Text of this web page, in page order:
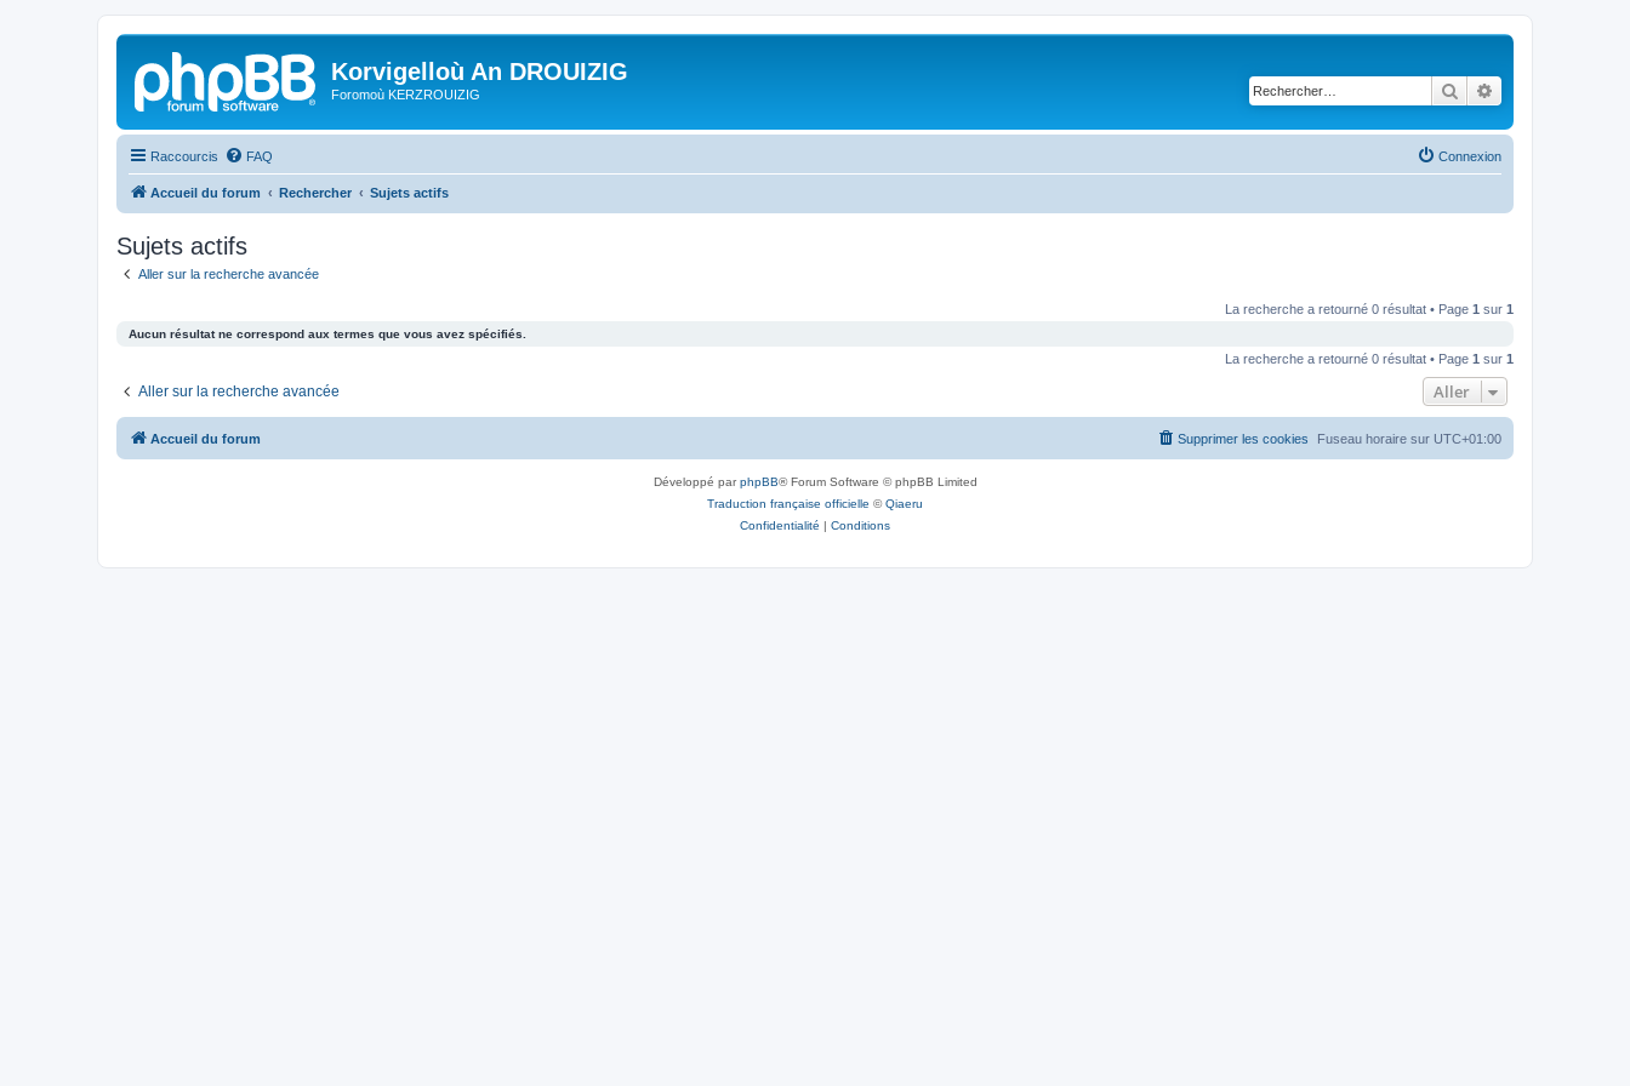
Korvigelloù An DROUIZIG
Foromoù KERZROUIZIG Rechercher
Raccourcis FAQ Connexion
Accueil du forum Rechercher Sujets actifs
Sujets actifs
Aller sur la recherche avancée
La recherche a retourné 0 résultat • Page 1 sur 1
Aucun résultat ne correspond aux termes que vous avez spécifiés.
La recherche a retourné 0 résultat • Page 1 sur 1
Aller sur la recherche avancée Aller
Accueil du forum Fuseau horaire sur UTC+01:00
Supprimer les cookies
Développé parphpBB® Forum Software © phpBB Limited
Traduction française officielle ©Qiaeru
Confidentialité | Conditions